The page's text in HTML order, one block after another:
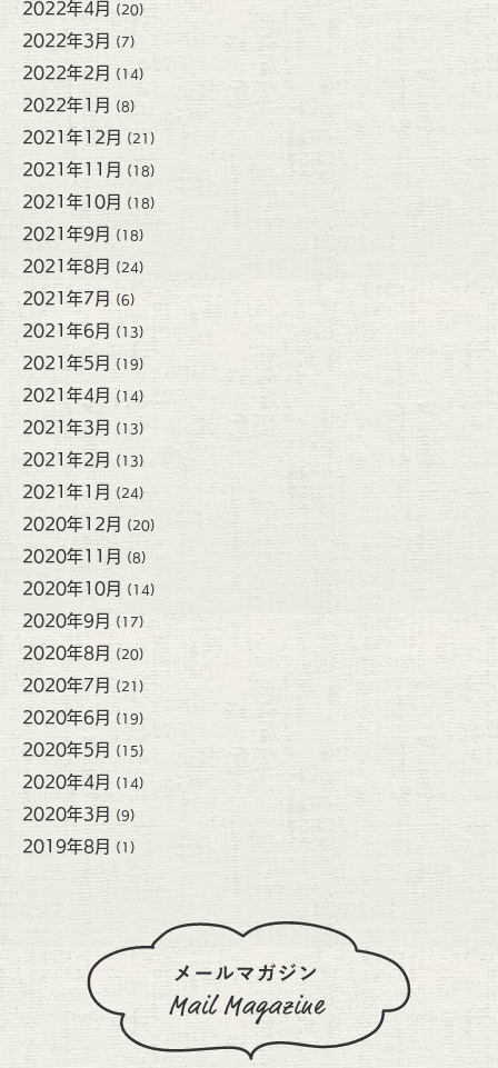
2022年4月 (20)
2022年3月 (7)
2022年2月 (14)
2022年1月 (8)
2021年12月 (21)
2021年11月 (18)
2021年10月 (18)
2021年9月 (18)
2021年8月 (24)
2021年7月 (6)
2021年6月 (13)
2021年5月 (19)
2021年4月 (14)
2021年3月 (13)
2021年2月 (13)
2021年1月 (24)
2020年12月 (20)
2020年11月 (8)
2020年10月 (14)
2020年9月 (17)
2020年8月 (20)
2020年7月 (21)
2020年6月 (19)
2020年5月 (15)
2020年4月 (14)
2020年3月 (9)
2019年8月 (1)